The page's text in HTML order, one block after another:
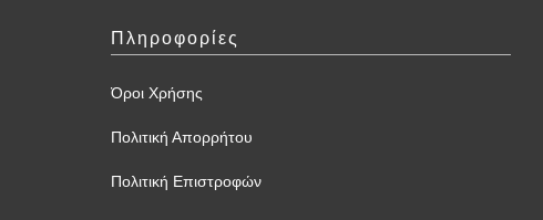
Πληροφορίες
Όροι Χρήσης
Πολιτική Απορρήτου
Πολιτική Επιστροφών